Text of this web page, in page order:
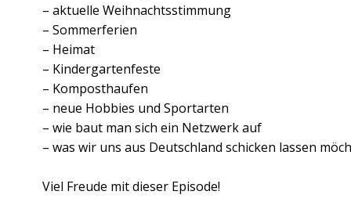
– aktuelle Weihnachtsstimmung
– Sommerferien
– Heimat
– Kindergartenfeste
– Komposthaufen
– neue Hobbies und Sportarten
– wie baut man sich ein Netzwerk auf
– was wir uns aus Deutschland schicken lassen
Viel Freude mit dieser Episode!